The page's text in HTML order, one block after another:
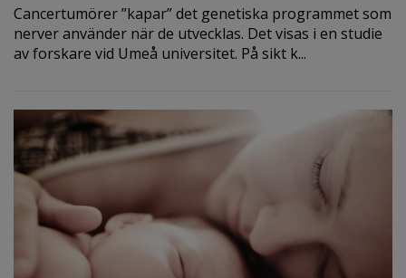
Cancertumörer ”kapar” det genetiska programmet som
nerver använder när de utvecklas. Det visas i en studie
av forskare vid Umeå universitet. På sikt k...